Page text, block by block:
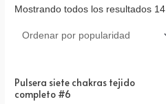
Mostrando todos los resultados 14
Pulsera siete chakras tejido
completo #6